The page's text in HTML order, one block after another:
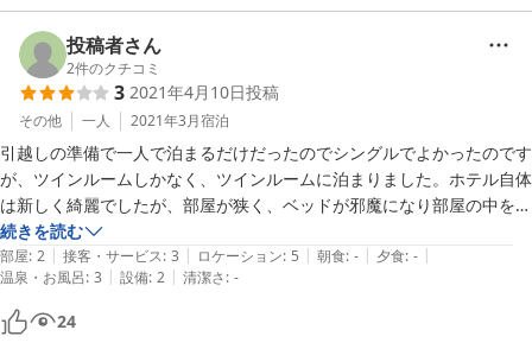
投稿者さん
2件のクチコミ
3 2021年4月10日投稿
その他 一人 2021年3月宿泊
引越しの準備で一人で泊まるだけだったのでシングルでよかったのです
が、ツインルームしかなく、ツインルームに泊まりました。ホテル自体
は新しく綺麗でしたが、部屋が狭く、ベッドが邪魔になり部屋の中を歩
くのに不便。部屋に対してテレビが大きすぎ、テレビとベッドの距離が
近すぎ目が疲れる。
アメニティに関しては前の人が泊まった時の空袋がそのままセットされ
ていて残念でした。
連泊したのですが、部屋のゴミや、シーツはチェックアウトまで交換無
続きを読む
部屋: 2 | 接客・サービス: 3 | ロケーション: 5 | 朝食: - | 夕食: - |
温泉・お風呂: 3 | 設備: 2 | 清潔さ: -
24